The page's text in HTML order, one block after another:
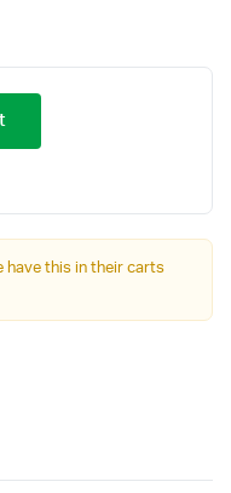
have this in their carts